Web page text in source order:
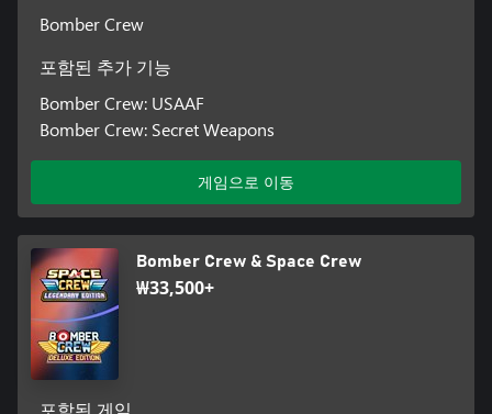
Bomber Crew
포함된 추가 기능
Bomber Crew: USAAF
Bomber Crew: Secret Weapons
게임으로 이동
Bomber Crew & Space Crew
₩33,500+